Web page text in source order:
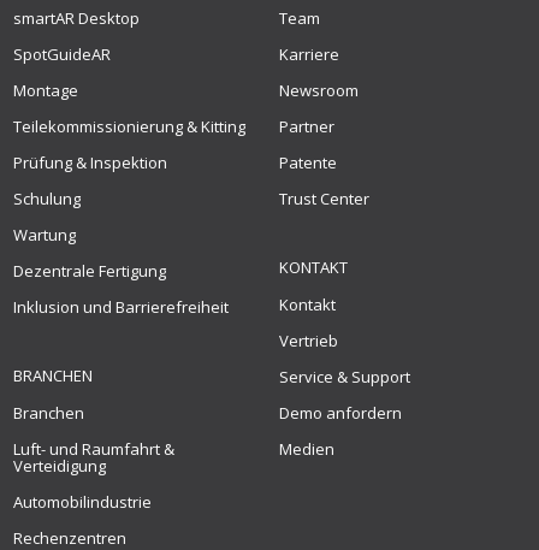
smartAR Desktop
SpotGuideAR
Montage
Teilekommissionierung & Kitting
Prüfung & Inspektion
Schulung
Wartung
Dezentrale Fertigung
Inklusion und Barrierefreiheit
BRANCHEN
Branchen
Luft- und Raumfahrt &
Verteidigung
Automobilindustrie
Rechenzentren
Team
Karriere
Newsroom
Partner
Patente
Trust Center
KONTAKT
Kontakt
Vertrieb
Service & Support
Demo anfordern
Medien